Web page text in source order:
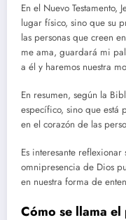
En el Nuevo Testamento,
lugar físico, sino que su
las personas que creen
me ama, guardará mi
a él y haremos nuestra
En resumen, según la
específico, sino que está
en el corazón de las
Es interesante
omnipresencia de Dios
en nuestra forma de
Cómo se llama